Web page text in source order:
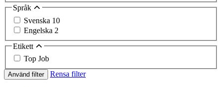
Språk
Svenska 10
Engelska 2
Etikett
Top Job
Använd filter Rensa filter